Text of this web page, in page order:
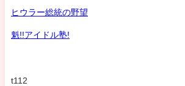
ヒウラー総統の野望
魁!!アイドル塾!
t112